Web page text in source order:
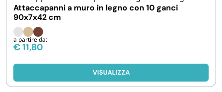
AVVOLGENTI E CONTENITORI ALIMENTARI
PET
Attaccapanni a muro in legno con 10 ganci
90x7x42 cm
a partire da:
€11,80
VISUALIZZA